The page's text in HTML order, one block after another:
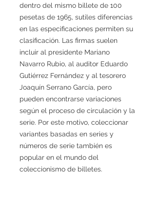
dentro del mismo billete de 100
pesetas de 1965, sutiles diferencias
en las especificaciones permiten su
clasificación. Las firmas suelen
incluir al presidente Mariano
Navarro Rubio, al auditor Eduardo
Gutiérrez Fernández y al tesorero
Joaquín Serrano García, pero
pueden encontrarse variaciones
según el proceso de circulación y la
serie. Por este motivo, coleccionar
variantes basadas en series y
números de serie también es
popular en el mundo del
coleccionismo de billetes.